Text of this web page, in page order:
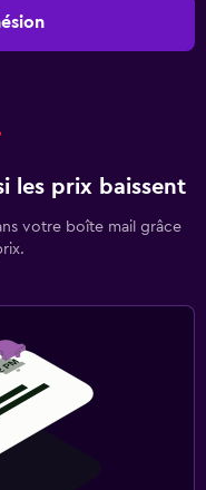
les prix baissent
votre boîte mail grâce